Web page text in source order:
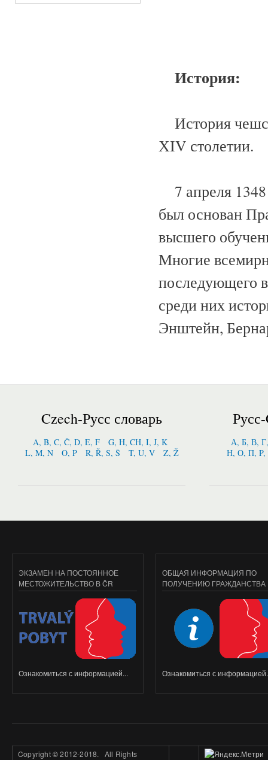
История:
История
ХIV столетии.
7 апреля
был основан
высшего
Многие
последующего
среди них
Энштейн,
Czech-Русс словарь
A, B, C, Č, D, E, F
G, H, CH, I, J, K
L, M, N
O, P R, Ř, S, Š T, U, V Z, Ž
А, Б, В,
Н, О, П,
ЭКЗАМЕН НА ПОСТОЯННОЕ
МЕСТОЖИТЕЛЬСТВО В ČR
Ознакомиться с информацией...
ОБЩАЯ ИНФОРМАЦИЯ ПО
ПОЛУЧЕНИЮ ГРАЖДАНСТВА
Ознакомиться с
Copyright©2012-2018. All Rights